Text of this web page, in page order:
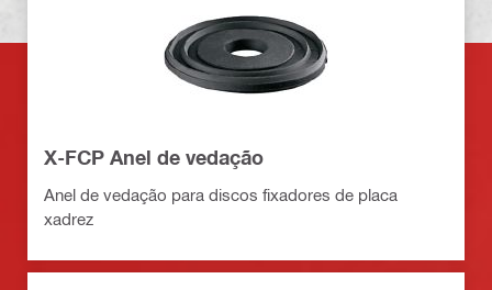
X-FCP Anel de vedação
Anel de vedação para discos fixadores de placa
xadrez